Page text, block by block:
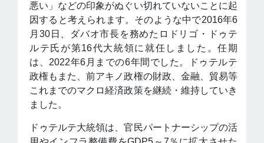
悪い」などの印象がぬぐい切れていないことに起
因すると考えられます。そのような中で2016年6
月30日、ダバオ市長を務めたロドリゴ・ドゥテ
ルテ氏が第16代大統領に就任しました。任期
は、2022年6月までの6年間でした。ドゥテルテ
政権もまた、前アキノ政権の財政、金融、貿易等
これまでのマクロ経済政策を継続・維持していき
ました。
ドゥテルテ大統領は、官民パートナーシップの活